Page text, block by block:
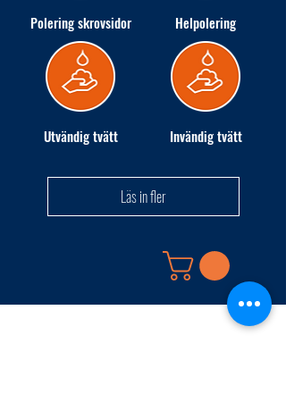
Polering skrovsidor Helpolering
Utvändig tvätt Invändig tvätt
Läs in fler